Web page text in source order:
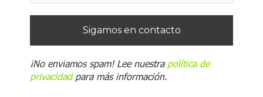
¡No enviamos spam! Lee nuestra política de
privacidadpara más información.